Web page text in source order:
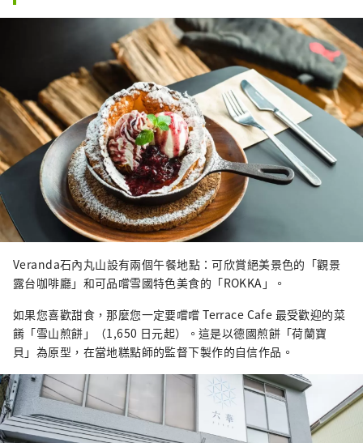
Veranda石內丸山設有兩個午餐地點：可欣賞絕美景色的「觀景
露台咖啡廳」和可品嚐雪國特色美食的「ROKKA」。
如果您喜歡甜食，那麼您一定要嚐嚐 Terrace Cafe 最受歡迎的菜
餚「雪山煎餅」（1,650 日元起）。這是以德國煎餅「荷蘭寶
貝」為原型，在當地糕點師的監督下製作的自信作品。